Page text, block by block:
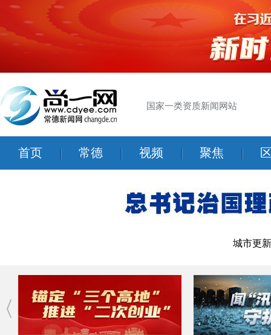
国家一类资质新闻网站
首页 | 常德 | 视频 | 聚焦 |
城市更